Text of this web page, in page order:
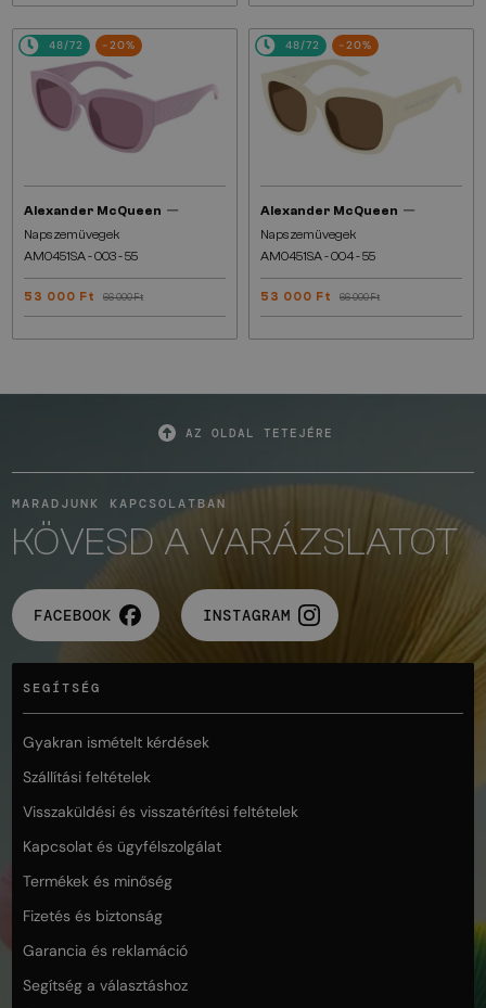
48/72 -20%
Alexander McQueen —
Napszemüvegek
AM0451SA - 003 - 55
53 000 Ft 66 000 Ft
48/72 -20%
Alexander McQueen —
Napszemüvegek
AM0451SA - 004 - 55
53 000 Ft 66 000 Ft
AZ OLDAL TETEJÉRE
MARADJUNK KAPCSOLATBAN
KÖVESD A VARÁZSLATOT
FACEBOOK INSTAGRAM
SEGÍTSÉG
Gyakran ismételt kérdések
Szállítási feltételek
Visszaküldési és visszatérítési feltételek
Kapcsolat és ügyfélszolgálat
Termékek és minőség
Fizetés és biztonság
Garancia és reklamáció
Segítség a választáshoz